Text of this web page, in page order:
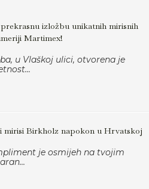
izložbu unikatnih mirisnih
Martimex!
u Vlaškoj ulici, otvorena je
mirisi Birkholz napokon u Hrvatskoj
je osmijeh na tvojim